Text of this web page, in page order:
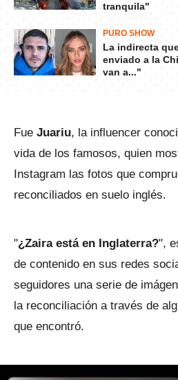
tranquila"
PURO SHOW
La indirecta
enviado a la
van a..."
Fue Juariu, la influencer
vida de los famosos, quien
Instagram las fotos que
reconciliados en suelo inglés.
"¿Zaira está en Inglaterra?",
de contenido en sus redes
seguidores una serie de
la reconciliación a través de
que encontró.